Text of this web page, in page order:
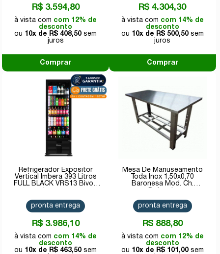
R$ 3.594,80
com 12% de
desconto
10x de
R$ 408,50
Comprar
R$ 4.304,30
com 14% de
desconto
10x de
R$ 500,50
Comprar
Refrigerador Expositor
Vertical Imbera 393 Litros
FULL BLACK VRS13 Bivolt
R$ 3.986,10
com 14% de
desconto
10x de
R$ 463,50
pronta entrega
Mesa De Manuseamento
Toda Inox 1,50x0,70
Baronesa Mod. Ch.
R$ 888,80
com 12% de
desconto
10x de
R$ 101,00
pronta entrega